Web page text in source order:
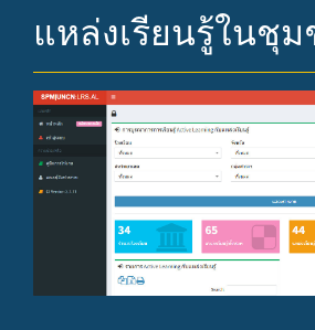
แหล่งเรียนรู้ในชุ